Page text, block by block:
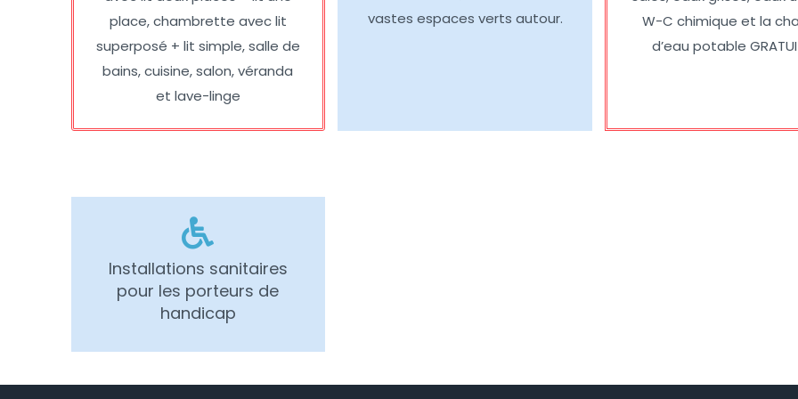
place, chambrette avec lit
superposé + lit simple, salle de
bains, cuisine, salon, véranda
et lave-linge
vastes espaces verts autour.
W-C chimique et la
d’eau potable
Installations sanitaires
pour les porteurs de
handicap